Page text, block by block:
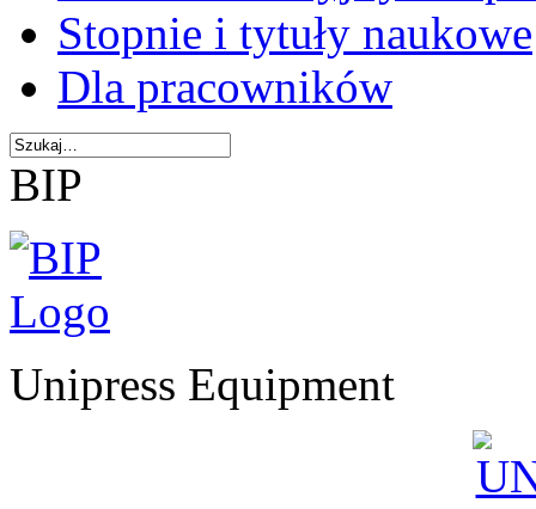
Stopnie i tytuły naukowe
Dla pracowników
BIP
Unipress Equipment